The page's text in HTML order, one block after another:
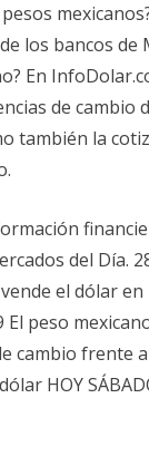
los bancos de
En
de cambio
también la
del Día.
el dólar
peso
cambio frente
HOY